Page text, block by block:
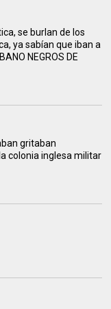
se burlan de los
ya sabían que iban a
NEGROS DE
gritaban
colonia inglesa militar